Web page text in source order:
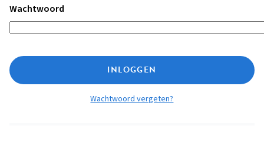
Wachtwoord
INLOGGEN
Wachtwoord vergeten?